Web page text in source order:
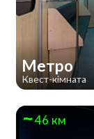
Метро
Квест-кімната
46 км